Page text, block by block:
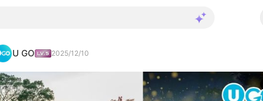
U GO 2025/12/10